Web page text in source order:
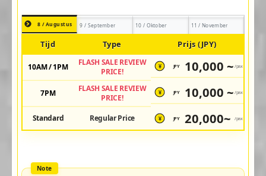
8 / Augustus 9 / September 10 / Oktober 11 / November
Tijd Type Prijs (JPY)
10AM / 1PM
FLASH SALE REVIEW
PRICE!
¥ JPY 10,000 ~ /pax
7PM
FLASH SALE REVIEW
PRICE!
¥ JPY 10,000 ~ /pax
Standard Regular Price ¥ JPY 20,000~ /pax